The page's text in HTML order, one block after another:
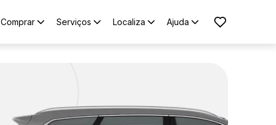
Comprar Serviços Localiza Ajuda